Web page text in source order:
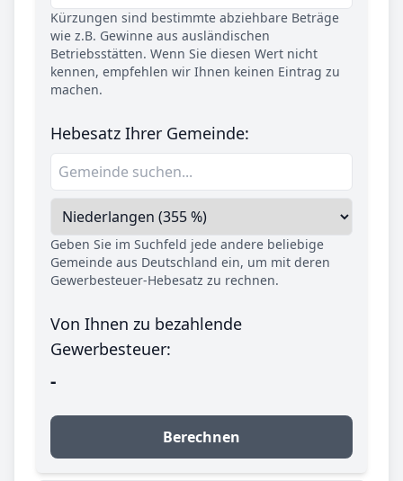
Kürzungen sind bestimmte abziehbare Beträge
wie z.B. Gewinne aus ausländischen
Betriebsstätten. Wenn Sie diesen Wert nicht
kennen, empfehlen wir Ihnen keinen Eintrag zu
machen.
Hebesatz Ihrer Gemeinde:
Geben Sie im Suchfeld jede andere beliebige
Gemeinde aus Deutschland ein, um mit deren
Gewerbesteuer-Hebesatz zu rechnen.
Von Ihnen zu bezahlende
Gewerbesteuer:
-
Berechnen